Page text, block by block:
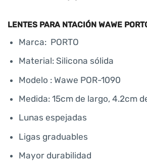
LENTES PARA NTACIÓN WAWE
Marca: PORTO
Material: Silicona sólida
Modelo : Wawe POR-1090
Medida: 15cm de largo, 4.2cm
Lunas espejadas
Ligas graduables
Mayor durabilidad